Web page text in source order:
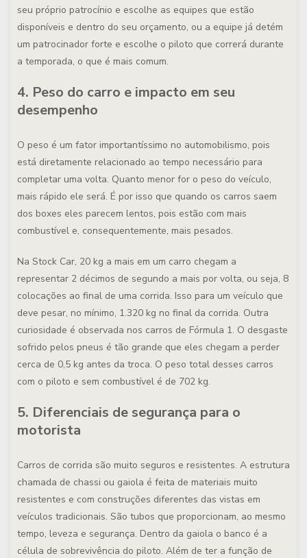
seu próprio patrocínio e escolhe as equipes que estão
disponíveis e dentro do seu orçamento, ou a equipe já detém
um patrocinador forte e escolhe o piloto que correrá durante
a temporada, o que é mais comum.
4. Peso do carro e impacto em seu
desempenho
O peso é um fator importantíssimo no automobilismo, pois
está diretamente relacionado ao tempo necessário para
completar uma volta. Quanto menor for o peso do veículo,
mais rápido ele será. É por isso que quando os carros saem
dos boxes eles parecem lentos, pois estão com mais
combustível e, consequentemente, mais pesados.
Na Stock Car, 20 kg a mais em um carro chegam a
representar 2 décimos de segundo a mais por volta, ou seja, 8
colocações ao final de uma corrida. Isso para um veículo que
deve pesar, no mínimo, 1.320 kg no final da corrida. Outra
curiosidade é observada nos carros de Fórmula 1. O desgaste
sofrido pelos pneus é tão grande que eles chegam a perder
cerca de 0,5 kg antes da troca. O peso total desses carros
com o piloto e sem combustível é de 702 kg.
5. Diferenciais de segurança para o
motorista
Carros de corrida são muito seguros e resistentes. A estrutura
chamada de chassi ou gaiola é feita de materiais muito
resistentes e com construções diferentes das vistas em
veículos tradicionais. São tubos que proporcionam, ao mesmo
tempo, leveza e segurança. Dentro da gaiola o banco é a
célula de sobrevivência do piloto. Além de ter a função de